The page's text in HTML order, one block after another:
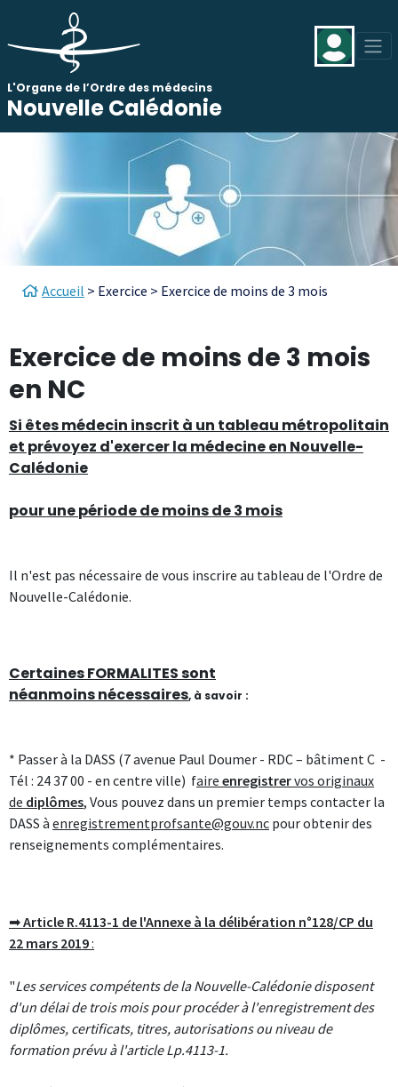
Aller au contenu principal
L'Organe de l’Ordre des médecins
Nouvelle Calédonie
Fil d'Ariane
Accueil Exercice Exercice de moins de 3 mois
Exercice de moins de 3 mois
en NC
Si êtes médecin inscrit à un tableau métropolitain
et prévoyez d'exercer la médecine en Nouvelle-
Calédonie
pour unepériode de moins de 3 mois
Il n'est pas nécessaire de vous inscrire au tableau de l'Ordre de
Nouvelle-Calédonie.
CertainesFORMALITESsont
néanmoinsnécessaires, à savoir :
* Passer à la DASS (7 avenue Paul Doumer - RDC – bâtiment C -
Tél : 24 37 00 - en centre ville) faire enregistrervos originaux
de diplômes, Vous pouvez dans un premier temps contacter la
DASS à enregistrementprofsante@gouv.nc pour obtenir des
renseignements complémentaires.
➡Article R.4113-1 de l'Annexe à la délibération n°128/CP du
22 mars 2019:
"Les services compétents de la Nouvelle-Calédonie disposent
d'un délai de trois mois pour procéder à l'enregistrement des
diplômes, certificats, titres, autorisations ou niveau de
formation prévu à l'article Lp.4113-1.
Panneau de gestion des cookies